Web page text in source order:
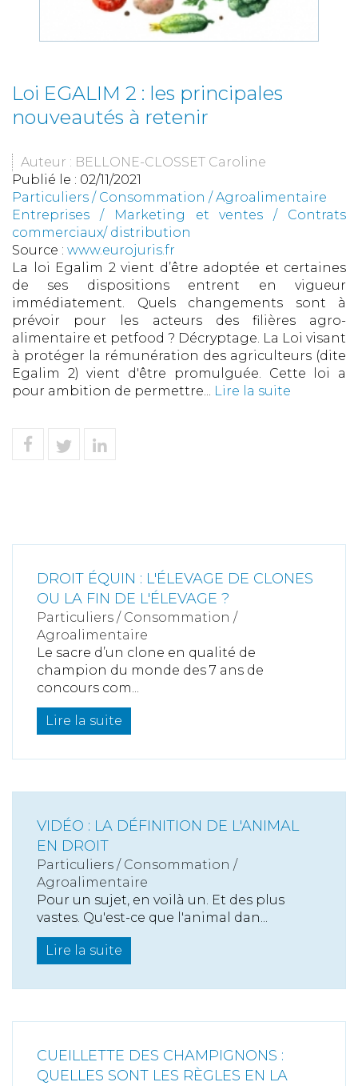
Loi EGALIM 2 : les principales
nouveautés à retenir
Auteur : BELLONE-CLOSSET Caroline
Publié le : 02/11/2021
Particuliers / Consommation /Agroalimentaire
Entreprises / Marketing et ventes / Contrats
commerciaux/ distribution
Source : www.eurojuris.fr
La loi Egalim 2 vient d’être adoptée et certaines
de ses dispositions entrent en vigueur
immédiatement. Quels changements sont à
prévoir pour les acteurs des filières agro-
alimentaire et petfood ? Décryptage. La Loi visant
à protéger la rémunération des agriculteurs (dite
Egalim 2) vient d'être promulguée. Cette loi a
pour ambition de permettre... Lire la suite
DROIT ÉQUIN : L'ÉLEVAGE DE CLONES
OU LA FIN DE L'ÉLEVAGE ?
Particuliers / Consommation /
Agroalimentaire
Le sacre d’un clone en qualité de
champion du monde des 7 ans de
concours com...
Lire la suite
VIDÉO : LA DÉFINITION DE L'ANIMAL
EN DROIT
Particuliers / Consommation /
Agroalimentaire
Pour un sujet, en voilà un. Et des plus
vastes. Qu'est-ce que l'animal dan...
Lire la suite
CUEILLETTE DES CHAMPIGNONS :
QUELLES SONT LES RÈGLES EN LA